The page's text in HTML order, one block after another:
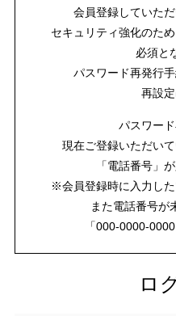
会員登録していた
セキュリティ強化のた
必須と
パスワード再発行
再設
パスワード
現在ご登録いただい
「電話番号」
※会員登録時に入力した
また電話番号が
「000-0000-
ロ